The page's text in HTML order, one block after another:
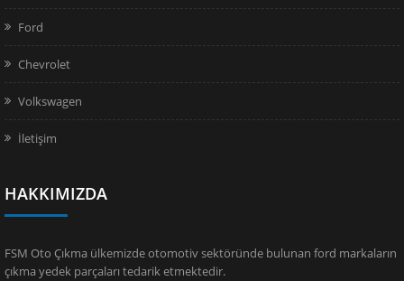
Ford
Chevrolet
Volkswagen
İletişim
HAKKIMIZDA
FSM Oto Çıkma ülkemizde otomotiv sektöründe bulunan ford markaların
çıkma yedek parçaları tedarik etmektedir.